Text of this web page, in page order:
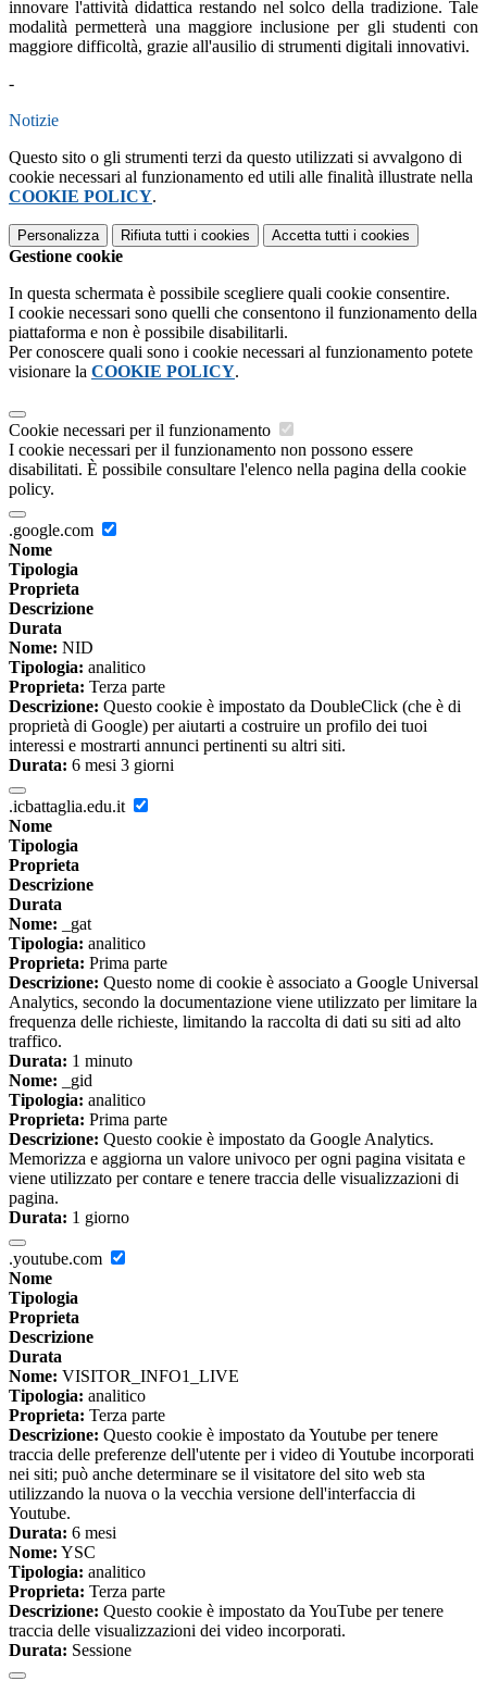
innovare l'attività didattica restando nel solco della tradizione. Tale
modalità permetterà una maggiore inclusione per gli studenti con
maggiore difficoltà, grazie all'ausilio di strumenti digitali innovativi.
-
Notizie
Questo sito o gli strumenti terzi da questo utilizzati si avvalgono di
cookie necessari al funzionamento ed utili alle finalità illustrate nella
COOKIE POLICY.
Personalizza Rifiuta tutti i cookies Accetta tutti i cookies
Gestione cookie
In questa schermata è possibile scegliere quali cookie consentire.
I cookie necessari sono quelli che consentono il funzionamento della
piattaforma e non è possibile disabilitarli.
Per conoscere quali sono i cookie necessari al funzionamento potete
visionare la COOKIE POLICY.
Cookie necessari per il funzionamento
I cookie necessari per il funzionamento non possono essere
disabilitati. È possibile consultare l'elenco nella pagina della cookie
policy.
.google.com
Nome
Tipologia
Proprieta
Descrizione
Durata
Nome: NID
Tipologia: analitico
Proprieta: Terza parte
Descrizione: Questo cookie è impostato da DoubleClick (che è di
proprietà di Google) per aiutarti a costruire un profilo dei tuoi
interessi e mostrarti annunci pertinenti su altri siti.
Durata: 6 mesi 3 giorni
.icbattaglia.edu.it
Nome
Tipologia
Proprieta
Descrizione
Durata
Nome: _gat
Tipologia: analitico
Proprieta: Prima parte
Descrizione: Questo nome di cookie è associato a Google Universal
Analytics, secondo la documentazione viene utilizzato per limitare la
frequenza delle richieste, limitando la raccolta di dati su siti ad alto
traffico.
Durata: 1 minuto
Nome: _gid
Tipologia: analitico
Proprieta: Prima parte
Descrizione: Questo cookie è impostato da Google Analytics.
Memorizza e aggiorna un valore univoco per ogni pagina visitata e
viene utilizzato per contare e tenere traccia delle visualizzazioni di
pagina.
Durata: 1 giorno
.youtube.com
Nome
Tipologia
Proprieta
Descrizione
Durata
Nome: VISITOR_INFO1_LIVE
Tipologia: analitico
Proprieta: Terza parte
Descrizione: Questo cookie è impostato da Youtube per tenere
traccia delle preferenze dell'utente per i video di Youtube incorporati
nei siti; può anche determinare se il visitatore del sito web sta
utilizzando la nuova o la vecchia versione dell'interfaccia di
Youtube.
Durata: 6 mesi
Nome: YSC
Tipologia: analitico
Proprieta: Terza parte
Descrizione: Questo cookie è impostato da YouTube per tenere
traccia delle visualizzazioni dei video incorporati.
Durata: Sessione